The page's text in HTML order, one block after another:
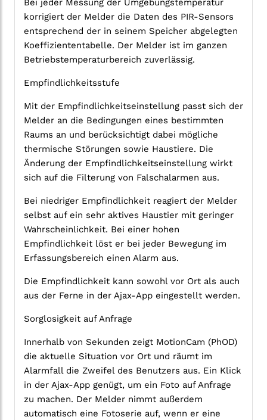
Bei jeder Messung der Umgebungstemperatur
korrigiert der Melder die Daten des PIR-Sensors
entsprechend der in seinem Speicher abgelegten
Koeffiziententabelle. Der Melder ist im ganzen
Betriebstemperaturbereich zuverlässig.
Empfindlichkeitsstufe
Mit der Empfindlichkeitseinstellung passt sich der
Melder an die Bedingungen eines bestimmten
Raums an und berücksichtigt dabei mögliche
thermische Störungen sowie Haustiere. Die
Änderung der Empfindlichkeitseinstellung wirkt
sich auf die Filterung von Falschalarmen aus.
Bei niedriger Empfindlichkeit reagiert der Melder
selbst auf ein sehr aktives Haustier mit geringer
Wahrscheinlichkeit. Bei einer hohen
Empfindlichkeit löst er bei jeder Bewegung im
Erfassungsbereich einen Alarm aus.
Die Empfindlichkeit kann sowohl vor Ort als auch
aus der Ferne in der Ajax-App eingestellt werden.
Sorglosigkeit auf Anfrage
Innerhalb von Sekunden zeigt MotionCam (PhOD)
die aktuelle Situation vor Ort und räumt im
Alarmfall die Zweifel des Benutzers aus. Ein Klick
in der Ajax-App genügt, um ein Foto auf Anfrage
zu machen. Der Melder nimmt außerdem
automatisch eine Fotoserie auf, wenn er eine